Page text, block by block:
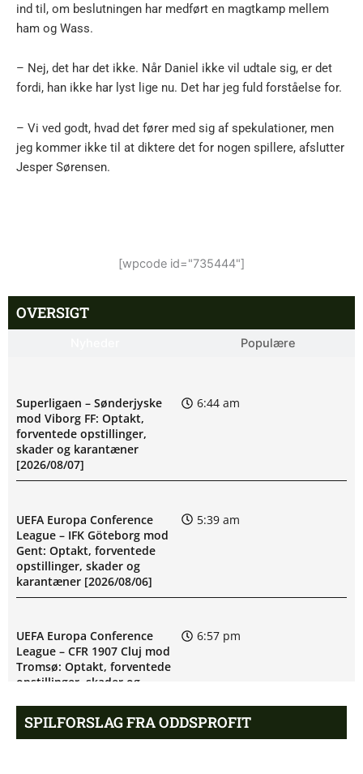
ind til, om beslutningen har medført en magtkamp mellem
ham og Wass.
– Nej, det har det ikke. Når Daniel ikke vil udtale sig, er det
fordi, han ikke har lyst lige nu. Det har jeg fuld forståelse for.
– Vi ved godt, hvad det fører med sig af spekulationer, men
jeg kommer ikke til at diktere det for nogen spillere, afslutter
Jesper Sørensen.
[wpcode id="735444"]
OVERSIGT
Populære
Superligaen – Sønderjyske
mod Viborg FF: Optakt,
forventede opstillinger,
skader og karantæner
[2026/08/07]
6:44 am
UEFA Europa Conference
League – IFK Göteborg mod
Gent: Optakt, forventede
opstillinger, skader og
karantæner [2026/08/06]
5:39 am
UEFA Europa Conference
League – CFR 1907 Cluj mod
Tromsø: Optakt, forventede
opstillinger, skader og
6:57 pm
SPILFORSLAG FRA ODDSPROFIT